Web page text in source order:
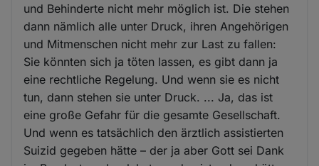
und Behinderte nicht mehr möglich ist. Die stehen
dann nämlich alle unter Druck, ihren Angehörigen
und Mitmenschen nicht mehr zur Last zu fallen:
Sie könnten sich ja töten lassen, es gibt dann ja
eine rechtliche Regelung. Und wenn sie es nicht
tun, dann stehen sie unter Druck. ... Ja, das ist
eine große Gefahr für die gesamte Gesellschaft.
Und wenn es tatsächlich den ärztlich assistierten
Suizid gegeben hätte – der ja aber Gott sei Dank